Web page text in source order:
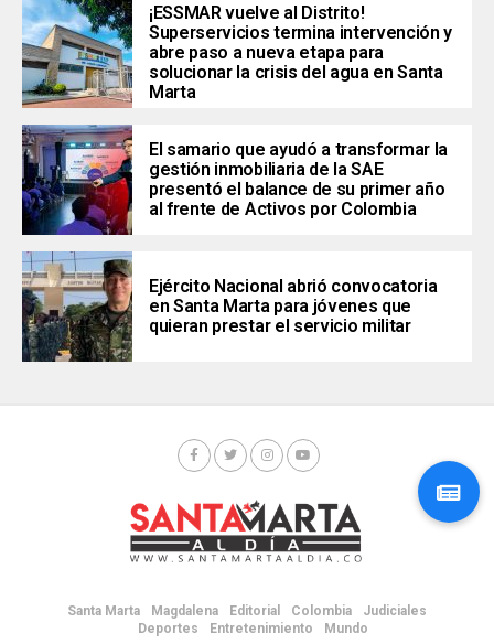
¡ESSMAR vuelve al Distrito!
Superservicios termina intervención y
abre paso a nueva etapa para
solucionar la crisis del agua en Santa
Marta
El samario que ayudó a transformar la
gestión inmobiliaria de la SAE
presentó el balance de su primer año
al frente de Activos por Colombia
Ejército Nacional abrió convocatoria
en Santa Marta para jóvenes que
quieran prestar el servicio militar
Santa Marta Magdalena Editorial Colombia
Judiciales
Deportes
Entretenimiento Mundo